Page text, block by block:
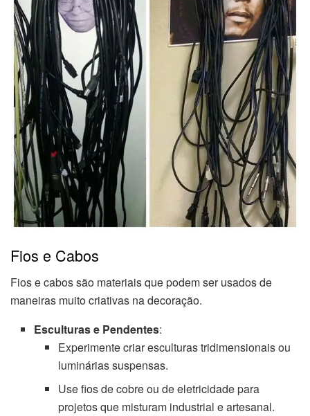
Fios e Cabos
Fios e cabos são materiais que podem ser usados de
maneiras muito criativas na decoração.
Esculturas e Pendentes:
Experimente criar esculturas tridimensionais ou
luminárias suspensas.
Use fios de cobre ou de eletricidade para
projetos que misturam industrial e artesanal.